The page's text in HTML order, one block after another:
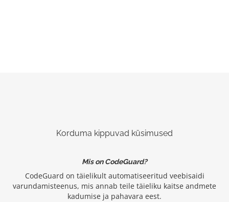
Korduma kippuvad küsimused
Mis on CodeGuard?
CodeGuard on täielikult automatiseeritud veebisaidi
varundamisteenus, mis annab teile täieliku kaitse andmete
kadumise ja pahavara eest.